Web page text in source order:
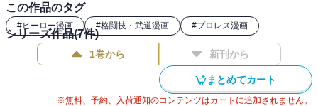
この作品のタグ
#ヒーロー漫画 #格闘技・武道漫画 #プロレス漫画
シリーズ作品(7件)
1巻から 新刊から
まとめてカート
※無料、予約、入荷通知のコンテンツはカートに追加されません。